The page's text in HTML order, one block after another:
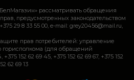
рассматривать обращения
предусмотренных законодательством
29 8 33 55 00, e-mail: grey20456@mail.ru,
прав потребителей: управление
горисполкома (для обращений
152 62 69 45, +375 152 62 69 67, +375 152
62 69 13